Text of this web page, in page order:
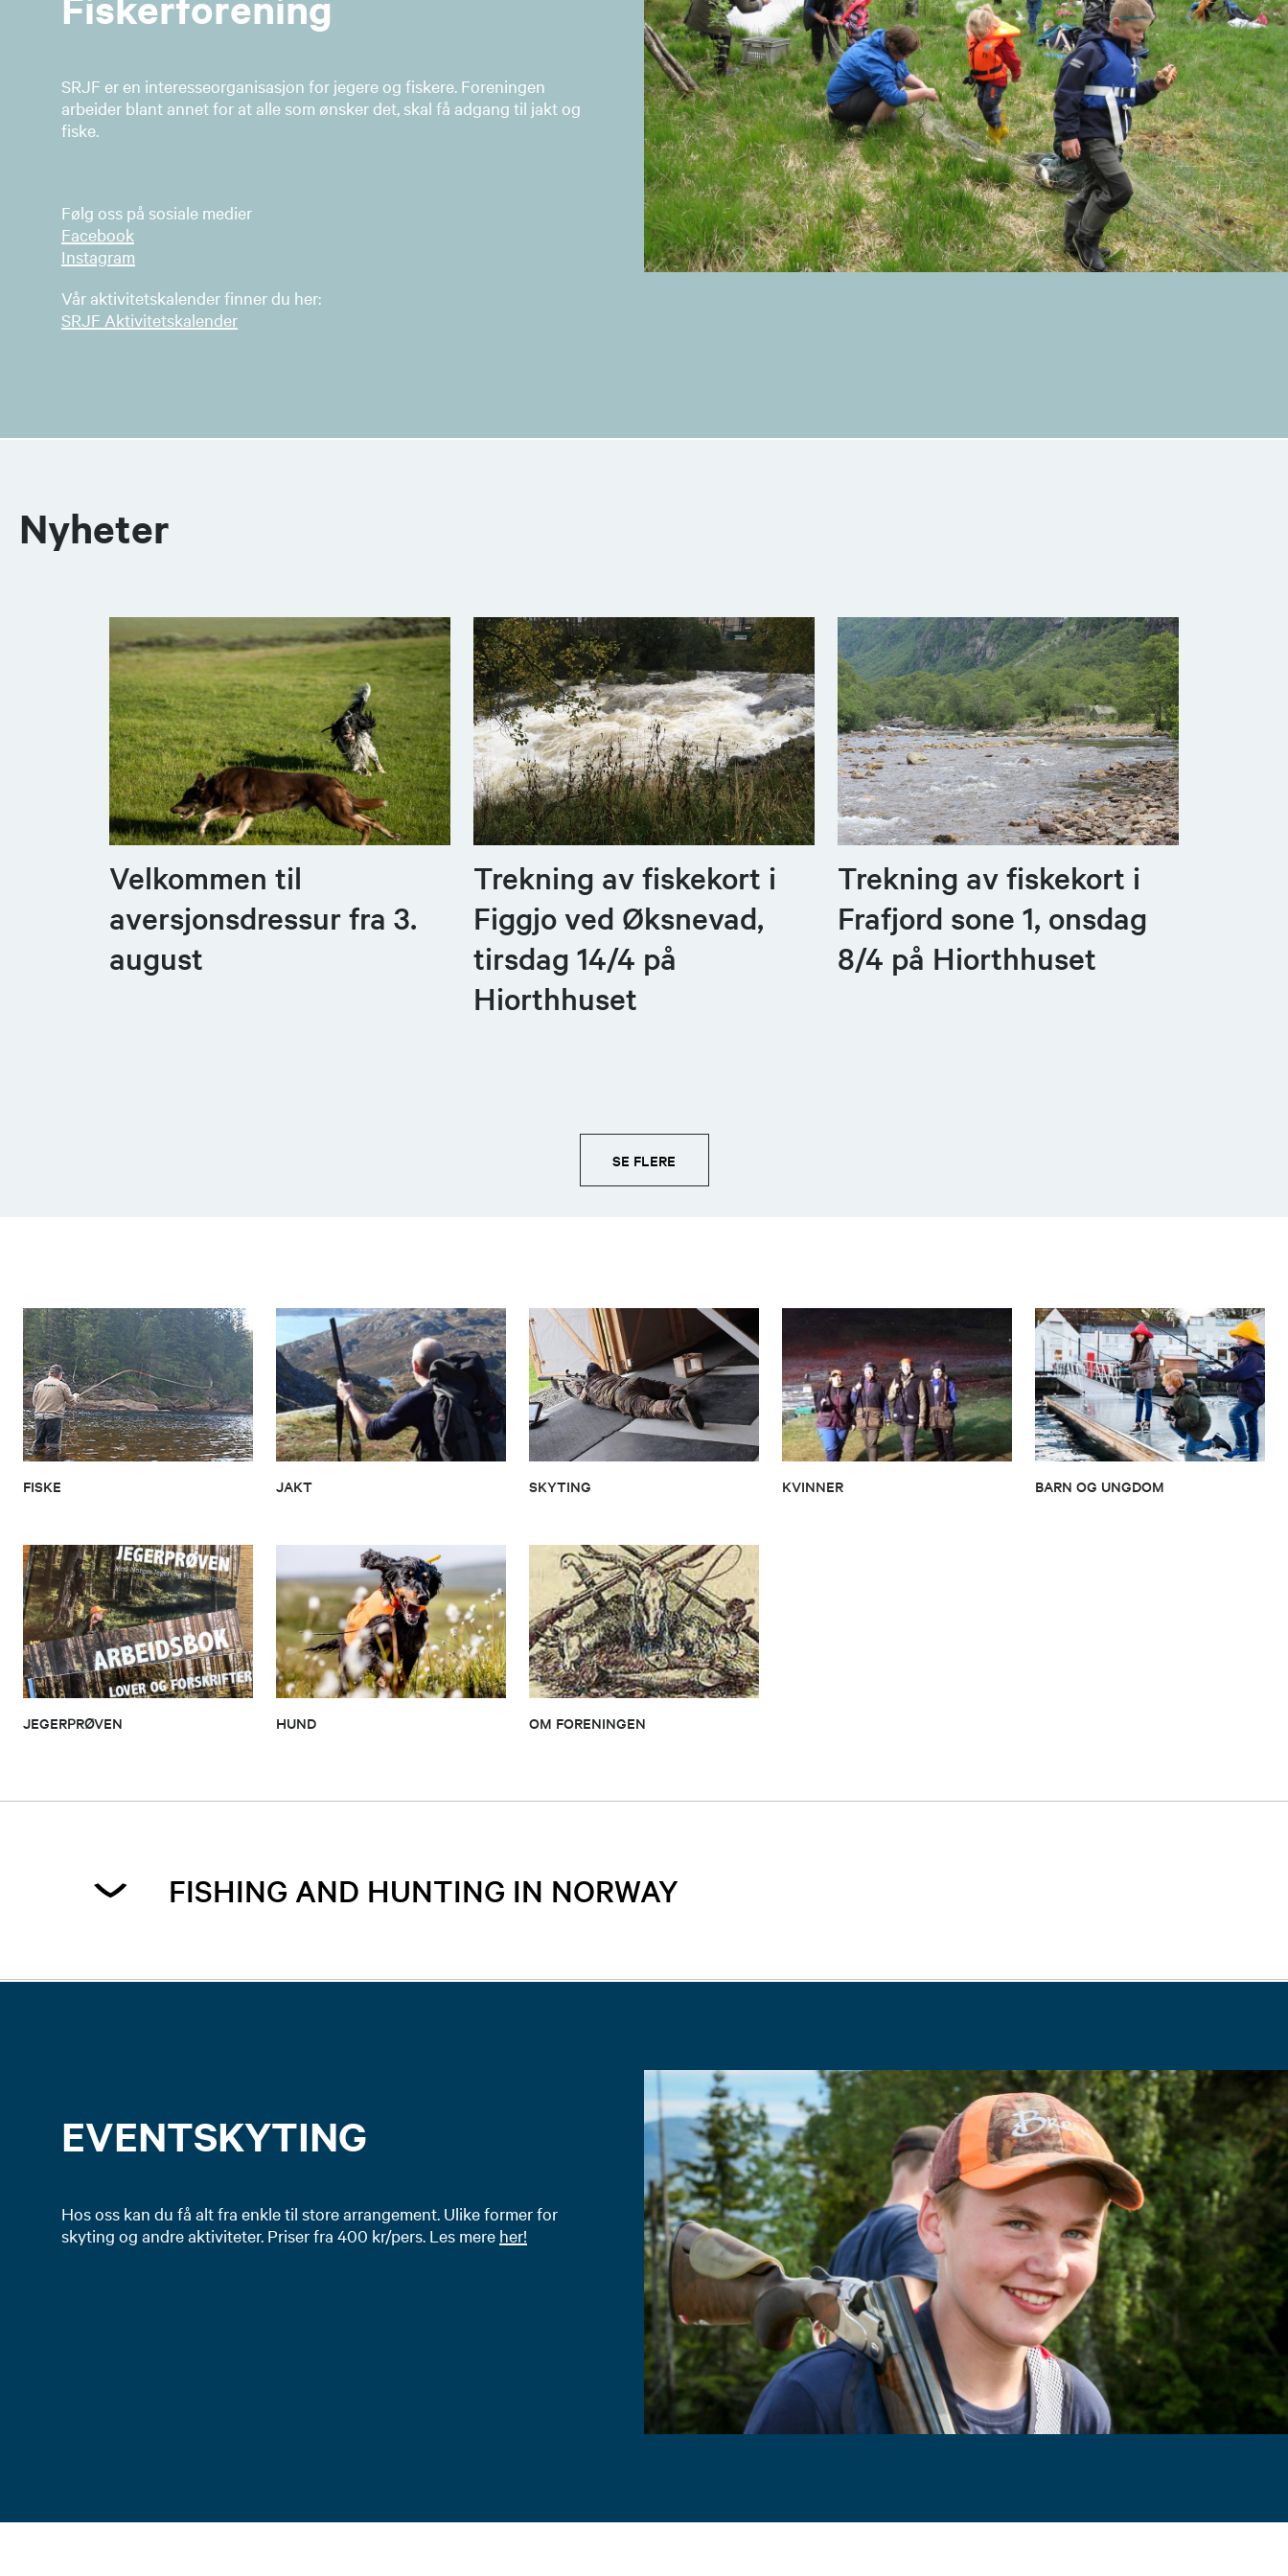
SRJF er en interesseorganisasjon for jegere og fiskere. Foreningen
arbeider blant annet for at alle som ønsker det, skal få adgang til jakt og
fiske.
Følg oss på sosiale medier
Facebook
Instagram
Vår aktivitetskalender finner du her:
SRJF Aktivitetskalender
Nyheter
Velkommen til
aversjonsdressur fra 3.
august
Trekning av fiskekort i
Figgjo ved Øksnevad,
tirsdag 14/4 på
Hiorthhuset
Trekning av fiskekort i
Frafjord sone 1, onsdag
8/4 på Hiorthhuset
SE FLERE
FISKE JAKT SKYTING KVINNER BARN OG UNGDOM
JEGERPRØVEN HUND OM FORENINGEN
FISHING AND HUNTING IN NORWAY
Fishing in Norway, Rogaland, Sandnes and Stavanger.
Websites:
Rules for recreational fishing in rivers and lakes. The most important rules for fishing in rivers
and lakes in Norway: www.environmentagency.no/areas-of-activity/hunting-and-fishing/rules-
for-recreational-fishing-in-rivers-and-lakes/ or fishspot.no/en/fishing-rules-in-norway/
Licence for anadrome fish: www.fiskeravgift.miljodirektoratet.no/
Stavanger: www.stavanger.kommune.no/kultur-og-fritid/tur-og-natur/fiske/
EVENTSKYTING
Hos oss kan du få alt fra enkle til store arrangement. Ulike former for
skyting og andre aktiviteter. Priser fra 400 kr/pers. Les mere her!